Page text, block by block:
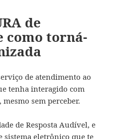
de
como torná-
de atendimento ao
tenha interagido com
sem perceber.
de Resposta Audível, e
sistema eletrônico que te